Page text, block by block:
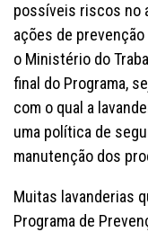
possíveis riscos no
ações de
o Ministério do
final do Programa,
com o qual a
uma política de
manutenção dos
Muitas lavanderias
Programa de